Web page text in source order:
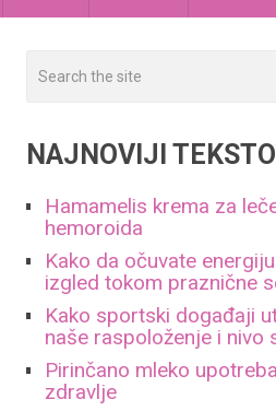
NAJNOVIJI
Hamamelis krema za
hemoroida
Kako da očuvate
izgled tokom praznične
Kako sportski događaji
naše raspoloženje i nivo
Pirinčano mleko
zdravlje